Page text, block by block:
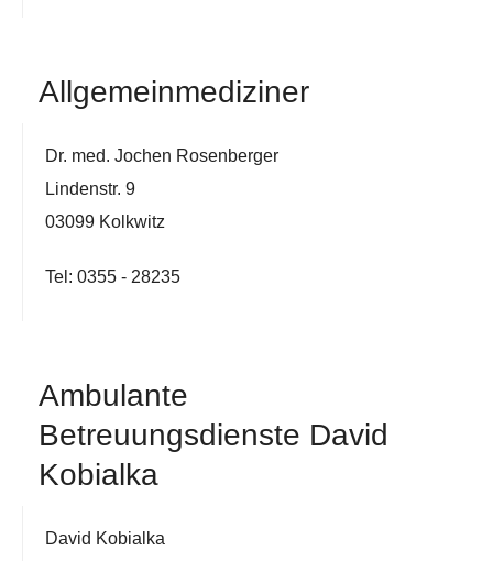
Allgemeinmediziner
Dr. med. Jochen Rosenberger
Lindenstr. 9
03099 Kolkwitz
Tel: 0355 - 28235
Ambulante
Betreuungsdienste David
Kobialka
David Kobialka